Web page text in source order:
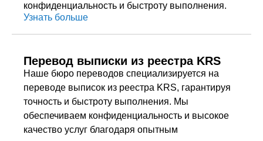
конфиденциальность и быстроту выполнения.
Узнать больше
Перевод выписки из реестра KRS
Наше бюро переводов специализируется на
переводе выписок из реестра KRS, гарантируя
точность и быстроту выполнения. Мы
обеспечиваем конфиденциальность и высокое
качество услуг благодаря опытным